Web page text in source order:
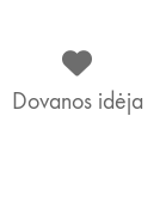
Dovanos idėja